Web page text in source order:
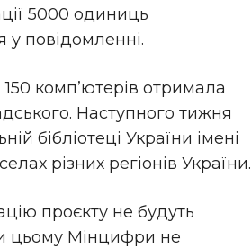
5000 одиниць
у повідомленні.
комп’ютерів отримала
Наступного тижня
бібліотеці України імені
різних регіонів України.
проєкту не будуть
цьому Мінцифри не